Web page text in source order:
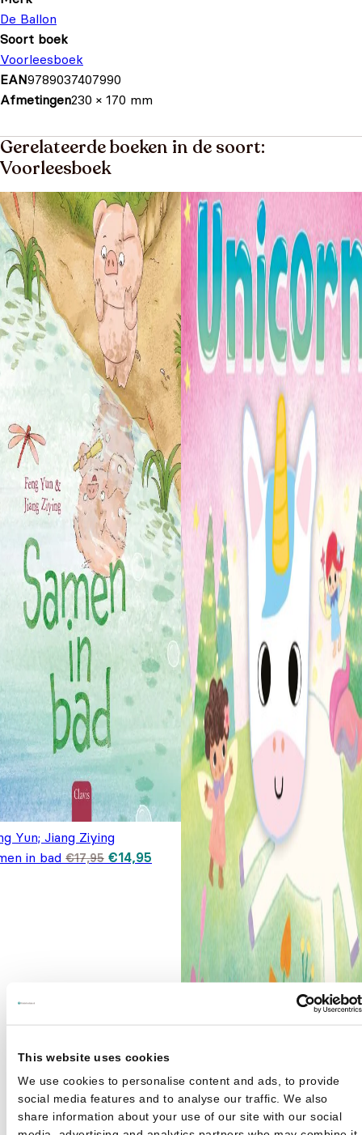
This website uses cookies
We use cookies to personalise content and ads, to provide
social media features and to analyse our traffic. We also
share information about your use of our site with our social
De Ballon
Soort boek
Voorleesboek
EAN9789037407990
Afmetingen230 × 170 mm
Gerelateerde boeken in de soort:
Voorleesboek
Yun; Jiang Ziying
in bad €17,95 Oorspronkelijke prijs was: €17,95.
€14,95 Huidige prijs is: €14,95.